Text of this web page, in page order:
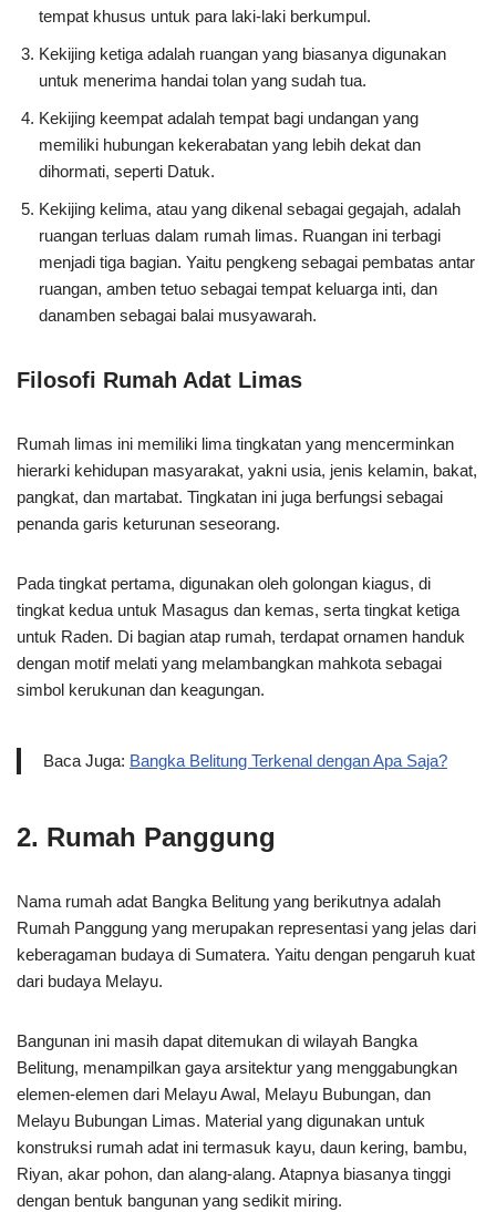
tempat khusus untuk para laki-laki berkumpul.
Kekijing ketiga adalah ruangan yang biasanya digunakan
untuk menerima handai tolan yang sudah tua.
Kekijing keempat adalah tempat bagi undangan yang
memiliki hubungan kekerabatan yang lebih dekat dan
dihormati, seperti Datuk.
Kekijing kelima, atau yang dikenal sebagai gegajah, adalah
ruangan terluas dalam rumah limas. Ruangan ini terbagi
menjadi tiga bagian. Yaitu pengkeng sebagai pembatas antar
ruangan, amben tetuo sebagai tempat keluarga inti, dan
danamben sebagai balai musyawarah.
Filosofi Rumah Adat Limas
Rumah limas ini memiliki lima tingkatan yang mencerminkan
hierarki kehidupan masyarakat, yakni usia, jenis kelamin, bakat,
pangkat, dan martabat. Tingkatan ini juga berfungsi sebagai
penanda garis keturunan seseorang.
Pada tingkat pertama, digunakan oleh golongan kiagus, di
tingkat kedua untuk Masagus dan kemas, serta tingkat ketiga
untuk Raden. Di bagian atap rumah, terdapat ornamen handuk
dengan motif melati yang melambangkan mahkota sebagai
simbol kerukunan dan keagungan.
Baca Juga: Bangka Belitung Terkenal dengan Apa Saja?
2. Rumah Panggung
Nama rumah adat Bangka Belitung yang berikutnya adalah
Rumah Panggung yang merupakan representasi yang jelas dari
keberagaman budaya di Sumatera. Yaitu dengan pengaruh kuat
dari budaya Melayu.
Bangunan ini masih dapat ditemukan di wilayah Bangka
Belitung, menampilkan gaya arsitektur yang menggabungkan
elemen-elemen dari Melayu Awal, Melayu Bubungan, dan
Melayu Bubungan Limas. Material yang digunakan untuk
konstruksi rumah adat ini termasuk kayu, daun kering, bambu,
Riyan, akar pohon, dan alang-alang. Atapnya biasanya tinggi
dengan bentuk bangunan yang sedikit miring.